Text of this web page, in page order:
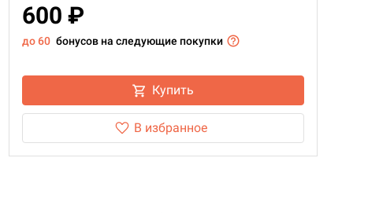
600 ₽
до 60 бонусов на следующие покупки
Купить
В избранное